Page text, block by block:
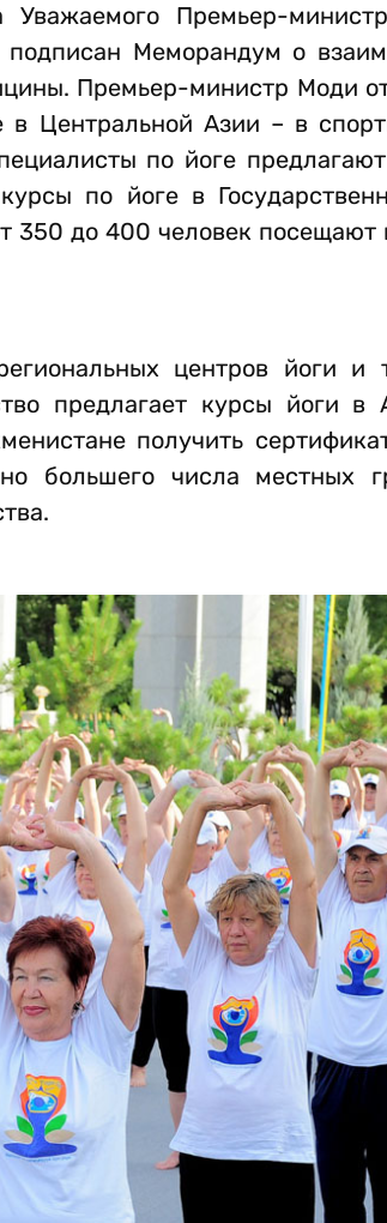
Уважаемого Премьер-
Меморандум о
Премьер-министр Моди
Центральной Азии – в
по йоге
по йоге в
350 до 400 человек посещают
центров йоги
предлагает курсы йоги
получить
большего числа местных